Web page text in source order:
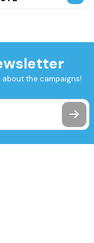
the campaigns!